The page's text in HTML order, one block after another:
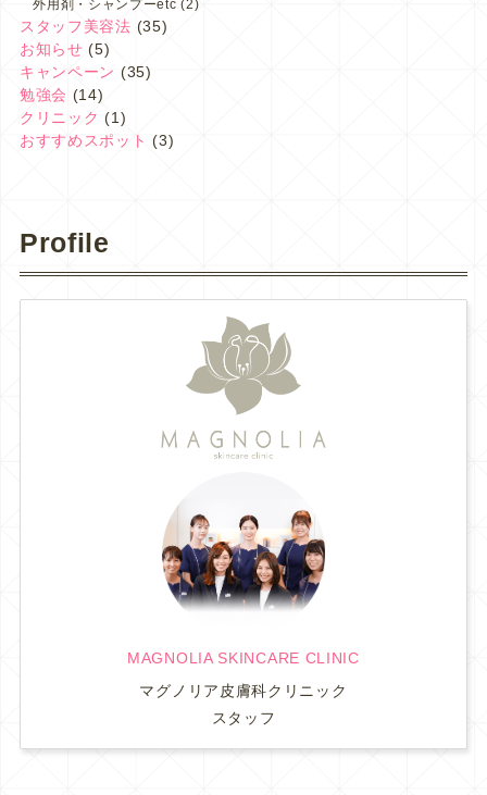
外用剤・シャンプーetc (2)
スタッフ美容法 (35)
お知らせ (5)
キャンペーン (35)
勉強会 (14)
クリニック (1)
おすすめスポット (3)
Profile
MAGNOLIA SKINCARE CLINIC
マグノリア皮膚科クリニック
スタッフ